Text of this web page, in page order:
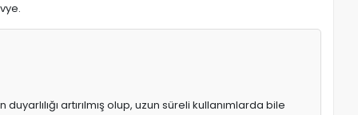
artırılmış olup, uzun süreli kullanımlarda bile